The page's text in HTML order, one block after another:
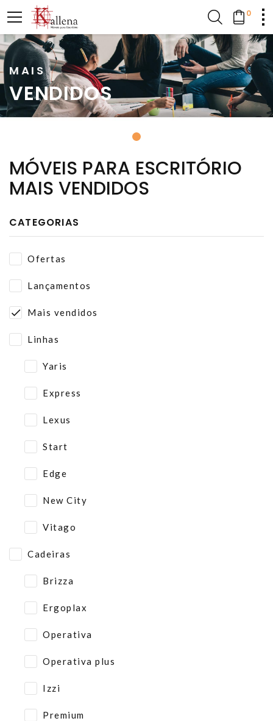
0
MAIS
VENDIDOS
MÓVEIS PARA ESCRITÓRIO
MAIS VENDIDOS
CATEGORIAS
Ofertas
Lançamentos
Mais vendidos
Linhas
Yaris
Express
Lexus
Start
Edge
New City
Vitago
Cadeiras
Brizza
Ergoplax
Operativa
Operativa plus
Izzi
Premium